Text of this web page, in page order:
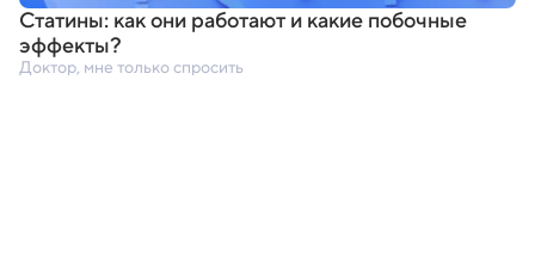
Статины: как они работают и какие побочные
эффекты?
Доктор, мне только спросить